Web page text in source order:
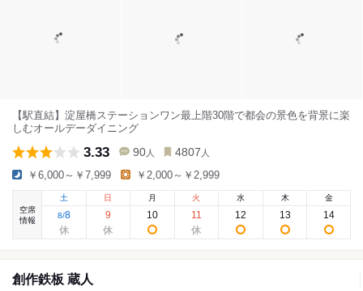
【駅直結】淀屋橋ステーションワン最上階30階で都会の景色を背景に楽
しむオールデーダイニング
3.33 90 人 4807 人
￥6,000～￥7,999 ￥2,000～￥2,999
空席
情報
土
8/8
日
9
月
10
火
11
水
12
木
13
金
14
創作鉄板 蔵人